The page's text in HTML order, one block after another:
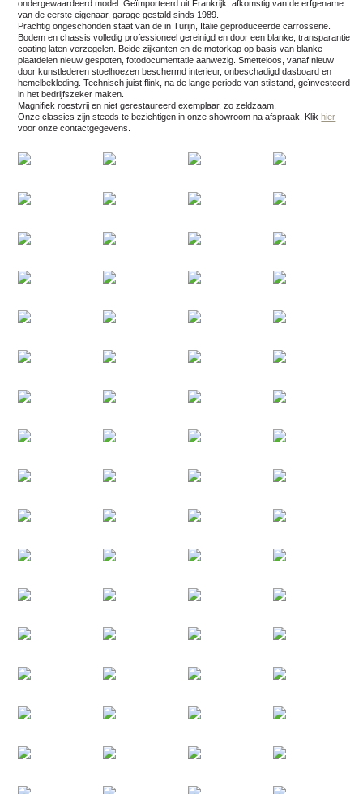
ondergewaardeerd model. Geïmporteerd uit Frankrijk, afkomstig van de erfgename
van de eerste eigenaar, garage gestald sinds 1989.
Prachtig ongeschonden staat van de in Turijn, Italië geproduceerde carrosserie.
Bodem en chassis volledig professioneel gereinigd en door een blanke, transparantie
coating laten verzegelen. Beide zijkanten en de motorkap op basis van blanke
plaatdelen nieuw gespoten, fotodocumentatie aanwezig. Smetteloos, vanaf nieuw
door kunstlederen stoelhoezen beschermd interieur, onbeschadigd dasboard en
hemelbekleding. Technisch juist flink, na de lange periode van stilstand, geïnvesteerd
in het bedrijfszeker maken.
Magnifiek roestvrij en niet gerestaureerd exemplaar, zo zeldzaam.
Onze classics zijn steeds te bezichtigen in onze showroom na afspraak.
Klik hier
voor onze contactgegevens.